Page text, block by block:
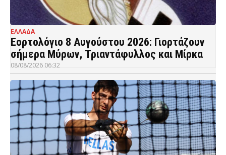
ΕΛΛΑΔΑ
Εορτολόγιο 8 Αυγούστου 2026: Γιορτάζουν
σήμερα Μύρων, Τριαντάφυλλος και Μίρκα
08/08/2026 06:32